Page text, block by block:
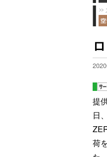
提
日
荷